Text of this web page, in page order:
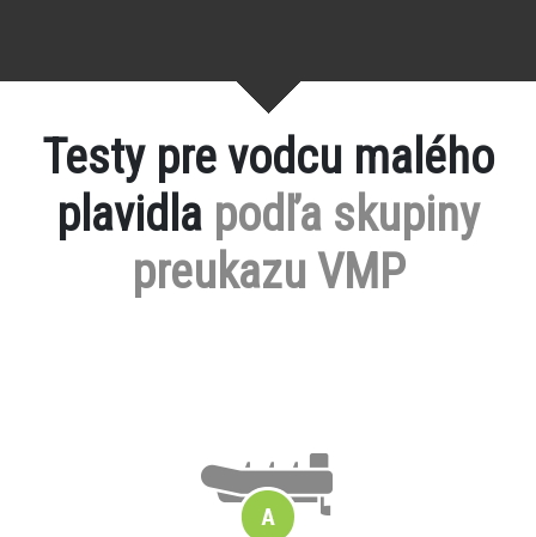
Testy pre vodcu malého
plavidla podľa skupiny
preukazu VMP